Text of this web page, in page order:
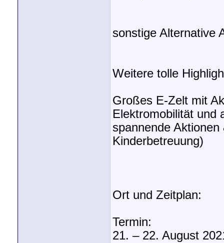
sonstige Alternative
Weitere tolle
Großes E-Zelt mit
Elektromobilität und
spannende
Kinderbetreuung)
Ort und Zeitplan:
Termin:
21. – 22. August